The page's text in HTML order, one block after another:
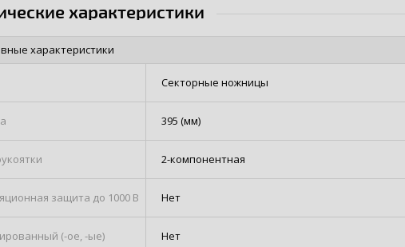
характеристики
характеристики
Секторные ножницы
395 (мм)
2-компонентная
защита до 1000 В Нет
(-ое, -ые) Нет